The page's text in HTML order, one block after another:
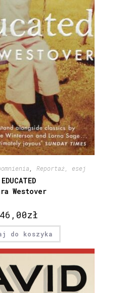
Reportaż, esej
EDUCATED
Westover
46,00zł
do koszyka